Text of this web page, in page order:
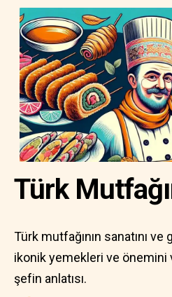
Türk
Türk mutfağının sanatını ve
ikonik yemekleri ve önemini
şefin anlatısı.